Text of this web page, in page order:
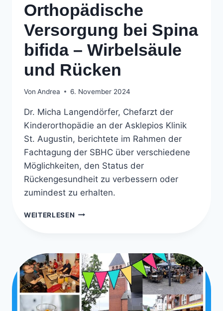
Orthopädische
Versorgung bei Spina
bifida – Wirbelsäule
und Rücken
Von Andrea 6. November 2024
Dr. Micha Langendörfer, Chefarzt der
Kinderorthopädie an der Asklepios Klinik
St. Augustin, berichtete im Rahmen der
Fachtagung der SBHC über verschiedene
Möglichkeiten, den Status der
Rückengesundheit zu verbessern oder
zumindest zu erhalten.
WEITERLESEN ORTHOPÄDISCHE
BIFIDA
–
WIRBELSÄULE
UND
RÜCKEN